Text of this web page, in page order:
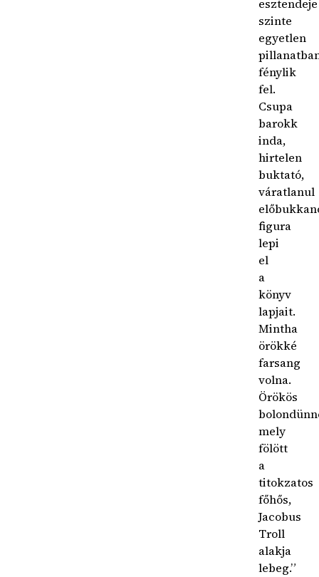
esztendeje
szinte
egyetlen
fénylik
fel.
Csupa
barokk
inda,
hirtelen
buktató,
váratlanul
figura
lepi
el
a
könyv
lapjait.
Mintha
örökké
farsang
volna.
Örökös
mely
fölött
a
titokzatos
főhős,
Jacobus
Troll
alakja
lebeg.”